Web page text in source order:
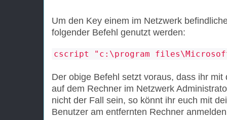
Um den Key einem im Netzwerk
folgender Befehl genutzt werden:
cscript "c:\program files\Microsoft
Der obige Befehl setzt voraus, dass ihr
auf dem Rechner im Netzwerk
nicht der Fall sein, so könnt ihr euch mit
Benutzer am entfernten Rechner